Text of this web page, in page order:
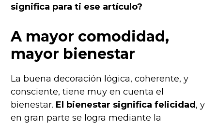
significa para ti ese artículo?
A mayor comodidad,
mayor bienestar
La buena decoración lógica, coherente, y
consciente, tiene muy en cuenta el
bienestar. El bienestar significa felicidad , y
en gran parte se logra mediante la